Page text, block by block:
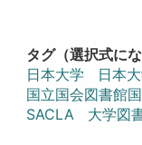
タグ（選択式に
日本大学
日本
国立国会図書館
SACLA
大学図